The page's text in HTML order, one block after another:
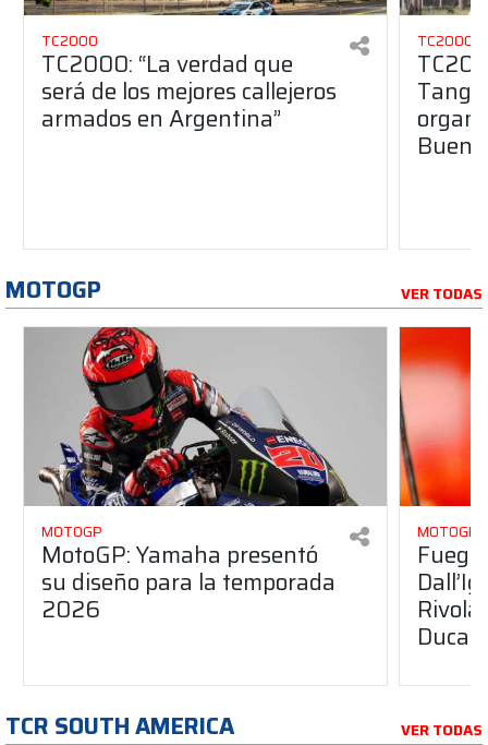
TC2000
TC2000: “La verdad que
será de los mejores callejeros
armados en Argentina”
TC2000
MOTOGP VER TODAS
MOTOGP
MotoGP: Yamaha presentó
su diseño para la temporada
2026
MOTOGP
Ducati
TCR SOUTH AMERICA VER TODAS